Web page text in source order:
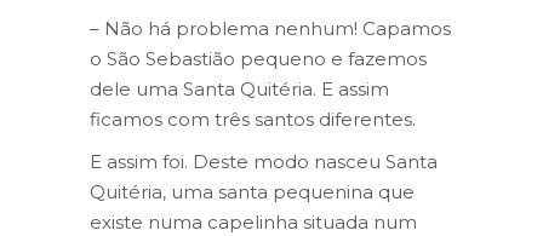
– Não há problema nenhum! Capamos
o São Sebastião pequeno e fazemos
dele uma Santa Quitéria. E assim
ficamos com três santos diferentes.
E assim foi. Deste modo nasceu Santa
Quitéria, uma santa pequenina que
existe numa capelinha situada num